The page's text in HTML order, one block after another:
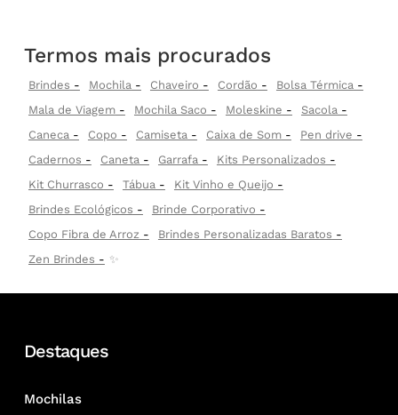
Termos mais procurados
Brindes Mochila Chaveiro Cordão
Bolsa Térmica
Mala de Viagem
Mochila Saco Moleskine
Sacola
Caneca
Copo Camiseta Caixa de Som
Pen drive
Cadernos
Caneta Garrafa
Kits Personalizados
Kit Churrasco
Tábua
Kit Vinho e Queijo
Brindes Ecológicos
Brinde Corporativo
Copo Fibra de Arroz
Brindes Personalizadas Baratos
Zen Brindes
✨
Destaques
Mochilas